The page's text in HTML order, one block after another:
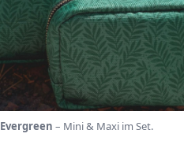
Evergreen – Mini & Maxi im Set.